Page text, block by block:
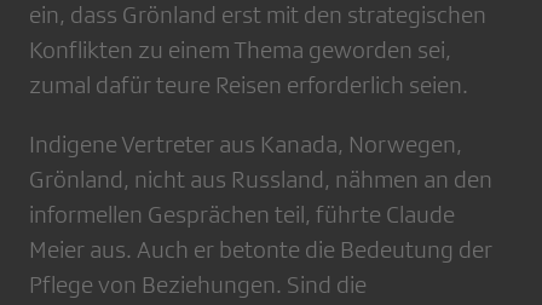
ein, dass Grönland erst mit den strategischen
Konflikten zu einem Thema geworden sei,
zumal dafür teure Reisen erforderlich seien.
Indigene Vertreter aus Kanada, Norwegen,
Grönland, nicht aus Russland, nähmen an den
informellen Gesprächen teil, führte Claude
Meier aus. Auch er betonte die Bedeutung der
Pflege von Beziehungen. Sind die